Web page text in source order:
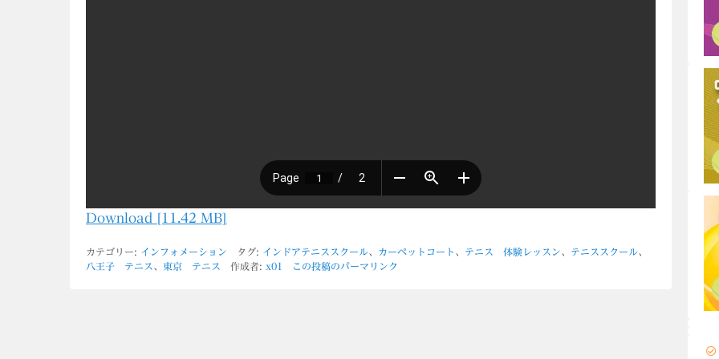
Download [11.42 MB]
カテゴリー: インフォメーション タグ: インドアテニススクール、 カーペットコート 、 テニス 体験レッスン、 テニススクール、
八王子 テニス 、 東京 テニス 作成者: x01 この投稿のパーマリンク